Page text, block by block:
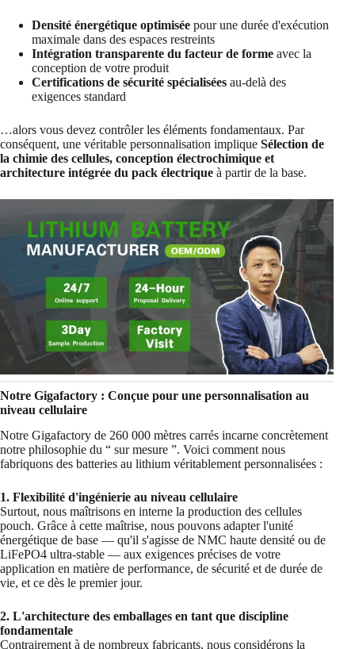
Densité énergétique optimisée pour une durée d'exécution
maximale dans des espaces restreints
Intégration transparente du facteur de forme avec la
conception de votre produit
Certifications de sécurité spécialisées au-delà des
exigences standard
…alors vous devez contrôler les éléments fondamentaux. Par
conséquent, une véritable personnalisation implique Sélection de
la chimie des cellules, conception électrochimique et
architecture intégrée du pack électrique à partir de la base.
Notre Gigafactory : Conçue pour une personnalisation au
niveau cellulaire
Notre Gigafactory de 260 000 mètres carrés incarne concrètement
notre philosophie du “ sur mesure ”. Voici comment nous
fabriquons des batteries au lithium véritablement personnalisées :
1. Flexibilité d'ingénierie au niveau cellulaire
Surtout, nous maîtrisons en interne la production des cellules
pouch. Grâce à cette maîtrise, nous pouvons adapter l'unité
énergétique de base — qu'il s'agisse de NMC haute densité ou de
LiFePO4 ultra-stable — aux exigences précises de votre
application en matière de performance, de sécurité et de durée de
vie, et ce dès le premier jour.
2. L'architecture des emballages en tant que discipline
fondamentale
Contrairement à de nombreux fabricants, nous considérons la